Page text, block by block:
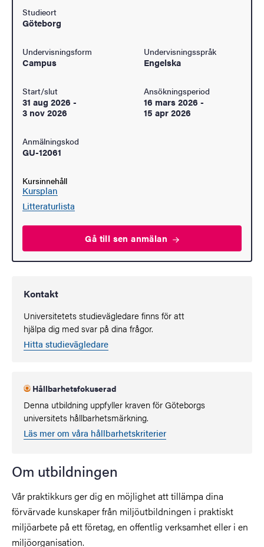
Studieort
Göteborg
Undervisningsform
Campus
Undervisningsspråk
Engelska
Start/slut
31 aug 2026 -
3 nov 2026
Ansökningsperiod
16 mars 2026 -
15 apr 2026
Anmälningskod
GU-12061
Kursinnehåll
Kursplan
Litteraturlista
Gå till senanmälan
Kontakt
Universitetets studievägledare finns för att
hjälpa dig med svar på dina frågor.
Hitta studievägledare
Hållbarhetsfokuserad
Denna utbildning uppfyller kraven för Göteborgs
universitets hållbarhetsmärkning.
Läs mer om våra hållbarhetskriterier
Om utbildningen
Vår praktikkurs ger dig en möjlighet att tillämpa dina
förvärvade kunskaper från miljöutbildningen i praktiskt
miljöarbete på ett företag, en offentlig verksamhet eller i en
miljöorganisation.